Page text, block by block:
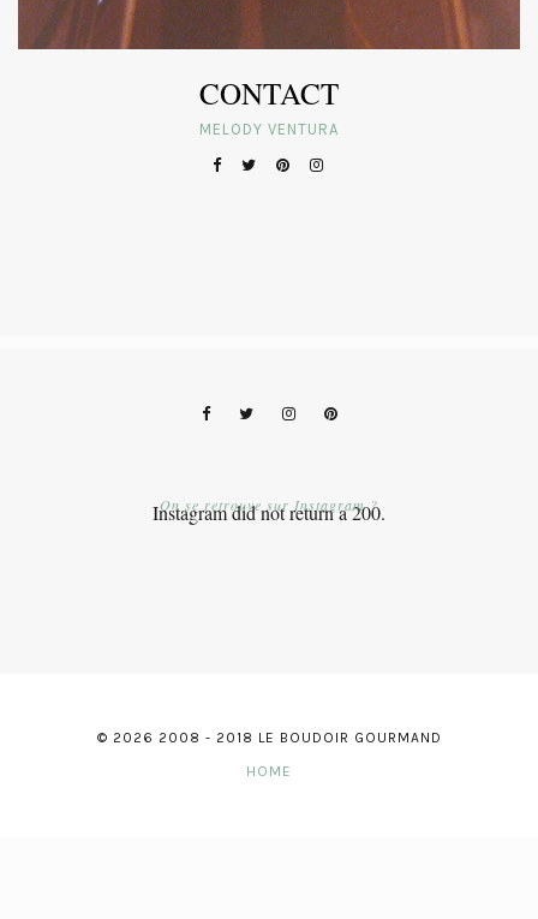
CONTACT
MELODY VENTURA
Instagram did not return a 200.
On se retrouve sur Instagram ?
© 2026 2008 - 2018 LE BOUDOIR GOURMAND
HOME